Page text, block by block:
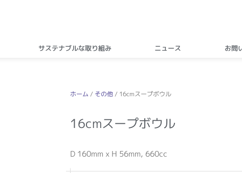
サステナブルな取り組み ニュース お問
ホーム / その他 / 16cmスープボウル
16cmスープボウル
D 160mm x H 56mm, 660cc